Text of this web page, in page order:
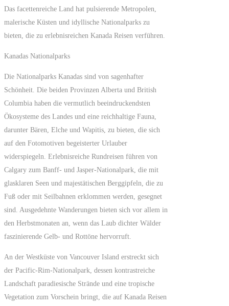
Das facettenreiche Land hat pulsierende Metropolen,
malerische Küsten und idyllische Nationalparks zu
bieten, die zu erlebnisreichen Kanada Reisen verführen.
Kanadas Nationalparks
Die Nationalparks Kanadas sind von sagenhafter
Schönheit. Die beiden Provinzen Alberta und British
Columbia haben die vermutlich beeindruckendsten
Ökosysteme des Landes und eine reichhaltige Fauna,
darunter Bären, Elche und Wapitis, zu bieten, die sich
auf den Fotomotiven begeisterter Urlauber
widerspiegeln. Erlebnisreiche Rundreisen führen von
Calgary zum Banff- und Jasper-Nationalpark, die mit
glasklaren Seen und majestätischen Berggipfeln, die zu
Fuß oder mit Seilbahnen erklommen werden, gesegnet
sind. Ausgedehnte Wanderungen bieten sich vor allem in
den Herbstmonaten an, wenn das Laub dichter Wälder
faszinierende Gelb- und Rottöne hervorruft.
An der Westküste von Vancouver Island erstreckt sich
der Pacific-Rim-Nationalpark, dessen kontrastreiche
Landschaft paradiesische Strände und eine tropische
Vegetation zum Vorschein bringt, die auf Kanada Reisen